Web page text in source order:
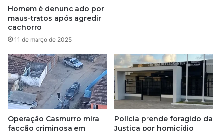
Homem é denunciado por
maus-tratos após agredir
cachorro
11 de março de 2025
Operação Casmurro mira
facção criminosa em
Polícia prende foragido da
Justiça por homicídio